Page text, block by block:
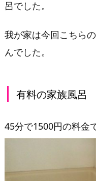
呂でした。
我が家は今回こちら
んでした。
有料の家族風呂
45分で1500円の料金